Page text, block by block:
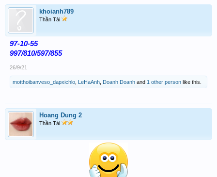
khoianh789
Thần Tài
97-10-55
997/810/597/855
26/9/21
motthoibanveso_dapxichlo LeHaAnh Doanh Doanh and 1 other person like this.
Hoang Dung 2
Thần Tài